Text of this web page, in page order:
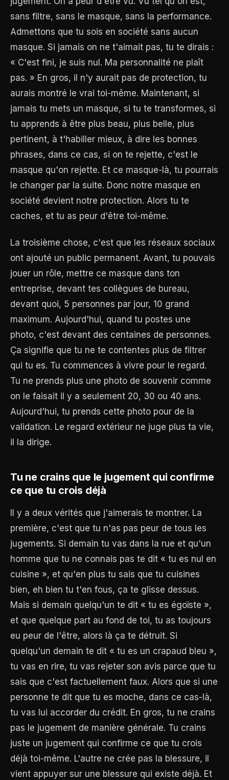
sans filtre, sans le masque, sans la performance.
Admettons que tu sois en société sans aucun
masque. Si jamais on ne t'aimait pas, tu te dirais :
« C'est fini, je suis nul. Ma personnalité ne plaît
pas. » En gros, il n'y aurait pas de protection, tu
aurais montré le vrai toi-même. Maintenant, si
jamais tu mets un masque, si tu te transformes, si
tu apprends à être plus beau, plus belle, plus
pertinent, à t'habiller mieux, à dire les bonnes
phrases, dans ce cas, si on te rejette, c'est le
masque qu'on rejette. Et ce masque-là, tu pourrais
le changer par la suite. Donc notre masque en
société devient notre protection. Alors tu te
caches, et tu as peur d'être toi-même.
La troisième chose, c'est que les réseaux sociaux
ont ajouté un public permanent. Avant, tu pouvais
jouer un rôle, mettre ce masque dans ton
entreprise, devant tes collègues de bureau,
devant quoi, 5 personnes par jour, 10 grand
maximum. Aujourd'hui, quand tu postes une
photo, c'est devant des centaines de personnes.
Ça signifie que tu ne te contentes plus de filtrer
qui tu es. Tu commences à vivre pour le regard.
Tu ne prends plus une photo de souvenir comme
on le faisait il y a seulement 20, 30 ou 40 ans.
Aujourd'hui, tu prends cette photo pour de la
validation. Le regard extérieur ne juge plus ta vie,
il la dirige.
Tu ne crains que le jugement qui confirme
ce que tu crois déjà
Il y a deux vérités que j'aimerais te montrer. La
première, c'est que tu n'as pas peur de tous les
jugements. Si demain tu vas dans la rue et qu'un
homme que tu ne connais pas te dit « tu es nul en
cuisine », et qu'en plus tu sais que tu cuisines
bien, eh bien tu t'en fous, ça te glisse dessus.
Mais si demain quelqu'un te dit « tu es égoïste »,
et que quelque part au fond de toi, tu as toujours
eu peur de l'être, alors là ça te détruit. Si
quelqu'un demain te dit « tu es un crapaud bleu »,
tu vas en rire, tu vas rejeter son avis parce que tu
sais que c'est factuellement faux. Alors que si une
personne te dit que tu es moche, dans ce cas-là,
tu vas lui accorder du crédit. En gros, tu ne crains
pas le jugement de manière générale. Tu crains
juste un jugement qui confirme ce que tu crois
déjà toi-même. L'autre ne crée pas la blessure, il
vient appuyer sur une blessure qui existe déjà. Et